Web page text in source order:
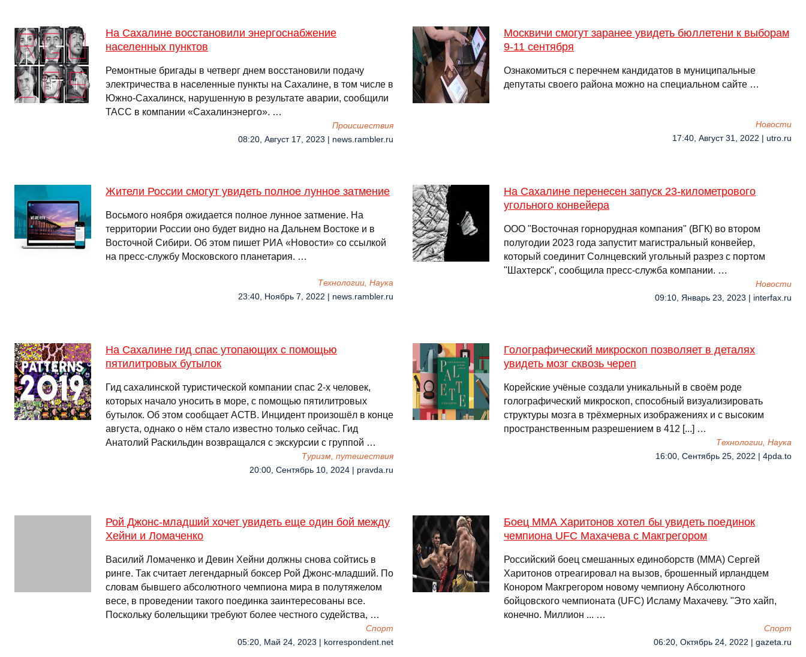
На Сахалине восстановили энергоснабжение
населенных пунктов
Ремонтные бригады в четверг днем восстановили подачу
электричества в населенные пункты на Сахалине, в том числе в
Южно-Сахалинск, нарушенную в результате аварии, сообщили
ТАСС в компании «Сахалинэнерго». …
Происшествия
08:20, Август 17, 2023 | news.rambler.ru
Москвичи смогут заранее увидеть бюллетени к выборам
9-11 сентября
Ознакомиться с перечнем кандидатов в муниципальные
депутаты своего района можно на специальном сайте …
Новости
17:40, Август 31, 2022 | utro.ru
Жители России смогут увидеть полное лунное затмение
Восьмого ноября ожидается полное лунное затмение. На
территории России оно будет видно на Дальнем Востоке и в
Восточной Сибири. Об этом пишет РИА «Новости» со ссылкой
на пресс-службу Московского планетария. …
Технологии, Наука
23:40, Ноябрь 7, 2022 | news.rambler.ru
На Сахалине перенесен запуск 23-километрового
угольного конвейера
ООО "Восточная горнорудная компания" (ВГК) во втором
полугодии 2023 года запустит магистральный конвейер,
который соединит Солнцевский угольный разрез с портом
"Шахтерск", сообщила пресс-служба компании. …
Новости
09:10, Январь 23, 2023 | interfax.ru
На Сахалине гид спас утопающих с помощью
пятилитровых бутылок
Гид сахалинской туристической компании спас 2-х человек,
которых начало уносить в море, с помощью пятилитровых
бутылок. Об этом сообщает АСТВ. Инцидент произошёл в конце
августа, однако о нём стало известно только сейчас. Гид
Анатолий Раскильдин возвращался с экскурсии с группой …
Туризм, путешествия
20:00, Сентябрь 10, 2024 | pravda.ru
Голографический микроскоп позволяет в деталях
увидеть мозг сквозь череп
Корейские учёные создали уникальный в своём роде
голографический микроскоп, способный визуализировать
структуры мозга в трёхмерных изображениях и с высоким
пространственным разрешением в 412 [...] …
Технологии, Наука
16:00, Сентябрь 25, 2022 | 4pda.to
Рой Джонс-младший хочет увидеть еще один бой между
Хейни и Ломаченко
Василий Ломаченко и Девин Хейни должны снова сойтись в
ринге. Так считает легендарный боксер Рой Джонс-младший. По
словам бывшего абсолютного чемпиона мира в полутяжелом
весе, в проведении такого поединка заинтересованы все.
Поскольку болельщики требуют более честного судейства, …
Спорт
05:20, Май 24, 2023 | korrespondent.net
Боец ММА Харитонов хотел бы увидеть поединок
чемпиона UFC Махачева с Макгрегором
Российский боец смешанных единоборств (ММА) Сергей
Харитонов отреагировал на вызов, брошенный ирландцем
Конором Макгрегором новому чемпиону Абсолютного
бойцовского чемпионата (UFC) Исламу Махачеву. "Это хайп,
конечно. Миллион ... …
Спорт
06:20, Октябрь 24, 2022 | gazeta.ru